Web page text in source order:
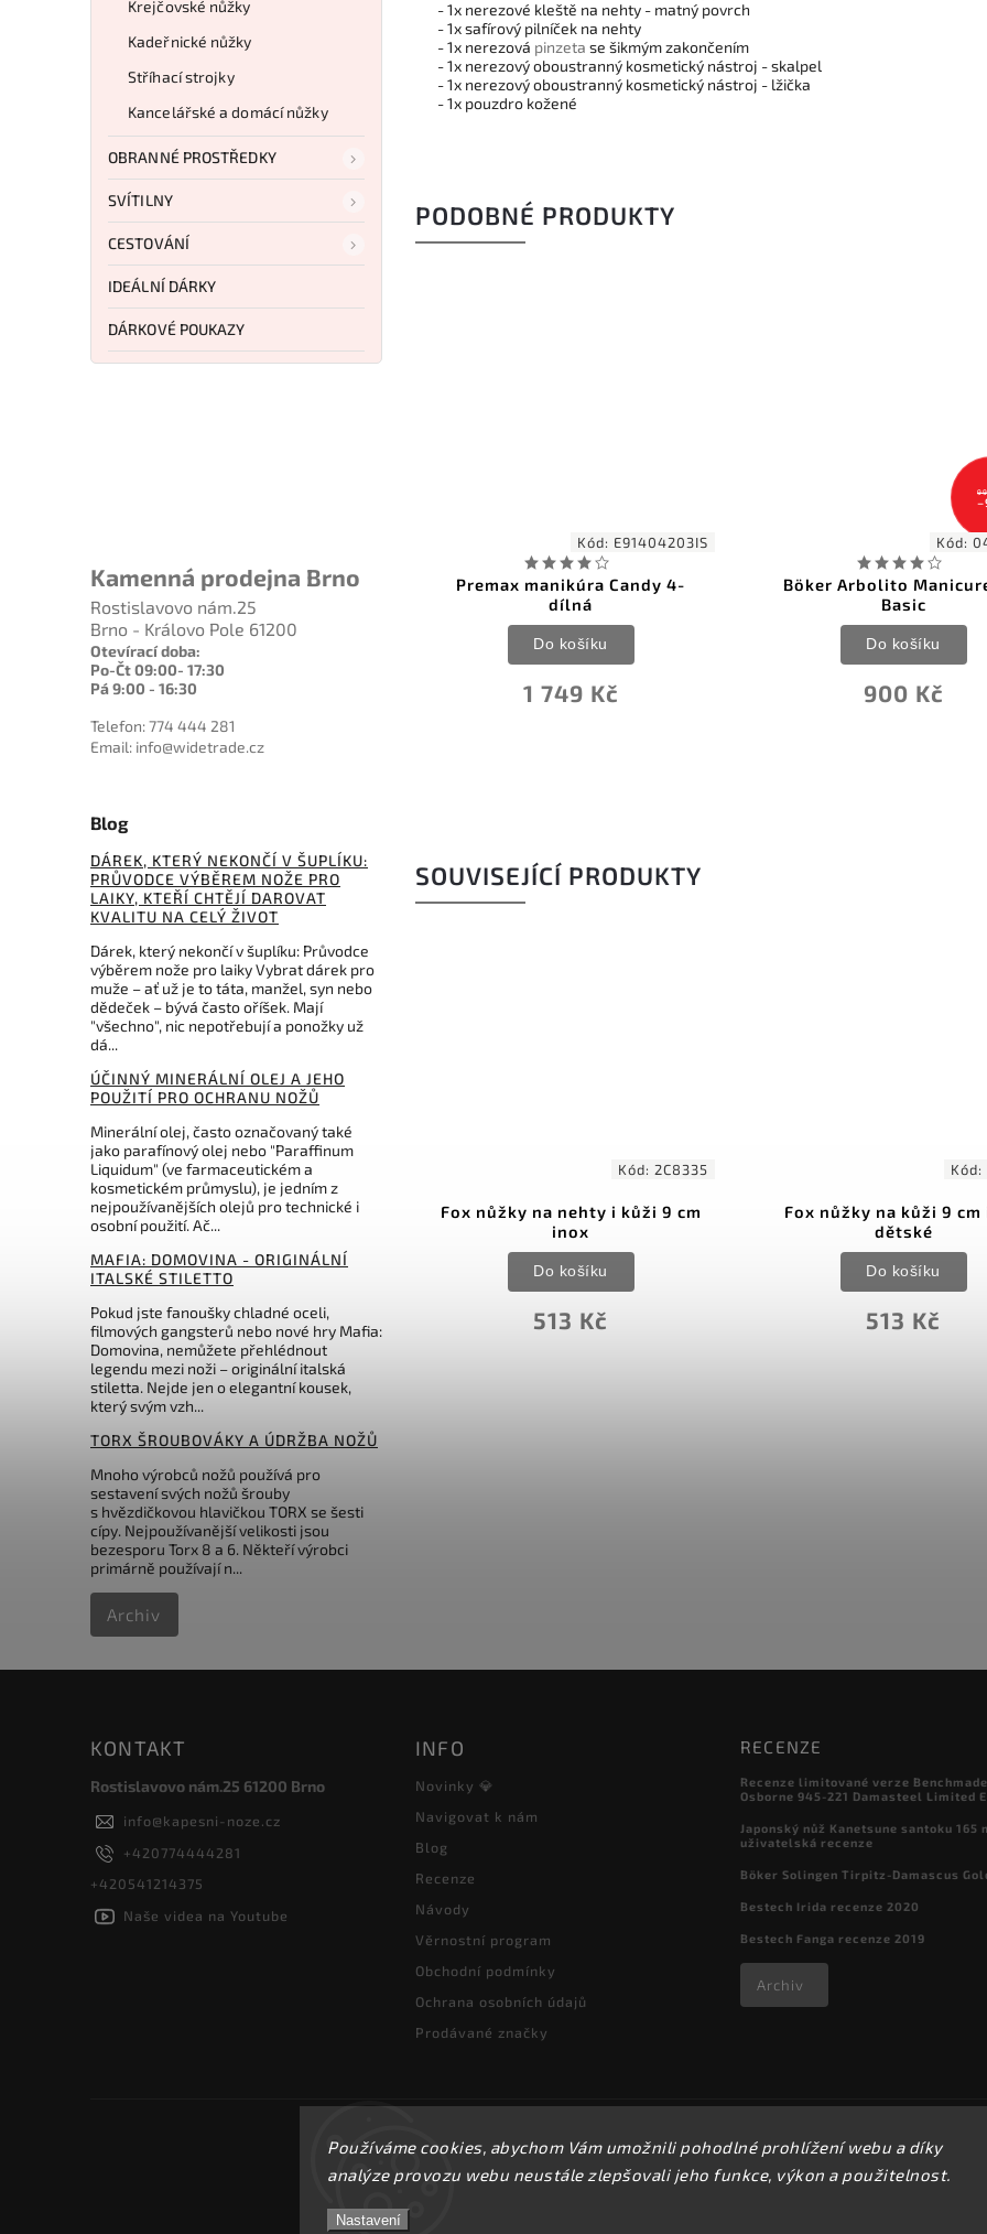
Používáme cookies, abychom Vám umožnili pohodlné prohlížení webu a díky
analýze provozu webu neustále zlepšovali jeho funkce, výkon a použitelnost.
Nastavení
Krejčovské nůžky
Kadeřnické nůžky
Stříhací strojky
Kancelářské a domácí nůžky
OBRANNÉ PROSTŘEDKY
SVÍTILNY
CESTOVÁNÍ
IDEÁLNÍ DÁRKY
DÁRKOVÉ POUKAZY
Kamenná prodejna Brno
Rostislavovo nám.25
Brno - Královo Pole 61200
Otevírací doba:
Po-Čt 09:00- 17:30
Pá 9:00 - 16:30
Telefon: 774 444 281
Email: info@widetrade.cz
Blog
DÁREK, KTERÝ NEKONČÍ V ŠUPLÍKU:
PRŮVODCE VÝBĚREM NOŽE PRO
LAIKY, KTEŘÍ CHTĚJÍ DAROVAT
KVALITU NA CELÝ ŽIVOT
Dárek, který nekončí v šuplíku: Průvodce
výběrem nože pro laiky Vybrat dárek pro
muže – ať už je to táta, manžel, syn nebo
dědeček – bývá často oříšek. Mají
"všechno", nic nepotřebují a ponožky už
dá...
ÚČINNÝ MINERÁLNÍ OLEJ A JEHO
POUŽITÍ PRO OCHRANU NOŽŮ
Minerální olej, často označovaný také
jako parafínový olej nebo "Paraffinum
Liquidum" (ve farmaceutickém a
kosmetickém průmyslu), je jedním z
nejpoužívanějších olejů pro technické i
osobní použití. Ač...
MAFIA: DOMOVINA - ORIGINÁLNÍ
ITALSKÉ STILETTO
Pokud jste fanoušky chladné oceli,
filmových gangsterů nebo nové hry Mafia:
Domovina, nemůžete přehlédnout
legendu mezi noži – originální italská
stiletta. Nejde jen o elegantní kousek,
který svým vzh...
TORX ŠROUBOVÁKY A ÚDRŽBA NOŽŮ
Mnoho výrobců nožů používá pro
sestavení svých nožů šrouby
s hvězdičkovou hlavičkou TORX se šesti
cípy. Nejpoužívanější velikosti jsou
bezesporu Torx 8 a 6. Někteří výrobci
primárně používají n...
Archiv
- 1x nerezové kleště na nehty - matný povrch
- 1x safírový pilníček na nehty
- 1x nerezová pinzeta se šikmým zakončením
- 1x nerezový oboustranný kosmetický nástroj - skalpel
- 1x nerezový oboustranný kosmetický nástroj - lžička
- 1x pouzdro kožené
PODOBNÉ PRODUKTY
Premax manikúra Candy 4-
dílná
Kód:04BO506
Böker Arbolito Manicure Set
Basic
900 Kč
Do košíku
Kód:
Premax manikúra
béžová 5-dílná
1 994 Kč
Do košíku
SOUVISEJÍCÍ PRODUKTY
Kód:
Fox nůžky na nehty i kůži 9 cm
513 Kč
Do košíku
Kód:2C9035
Fox nůžky na kůži 9 cm inox
dětské
513 Kč
Do košíku
Fox nůžky na nehty
314 Kč
Do košíku
KONTAKT
Rostislavovo nám.25 61200 Brno
info@kapesni-noze.cz
+420774444281
+420541214375
Naše videa na Youtube
INFO
Novinky 💎
Navigovat k nám
Blog
Recenze
Návody
Věrnostní program
Obchodní podmínky
Ochrana osobních údajů
Prodávané značky
RECENZE
Recenze limitované verze
Osborne 945-221 Damasteel Limited
Japonský nůž Kanetsune santoku 165
uživatelská recenze
Böker Solingen Tirpitz-Damascus
Bestech Irida recenze 2020
Bestech Fanga recenze 2019
Archiv
Copyright 2026kapesni-noze.cz . Všechna práva vyhrazena.
Upravit nastavení cookies